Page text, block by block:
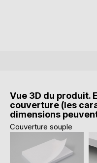
Vue 3D du produit.
couverture (les
dimensions
Couverture souple